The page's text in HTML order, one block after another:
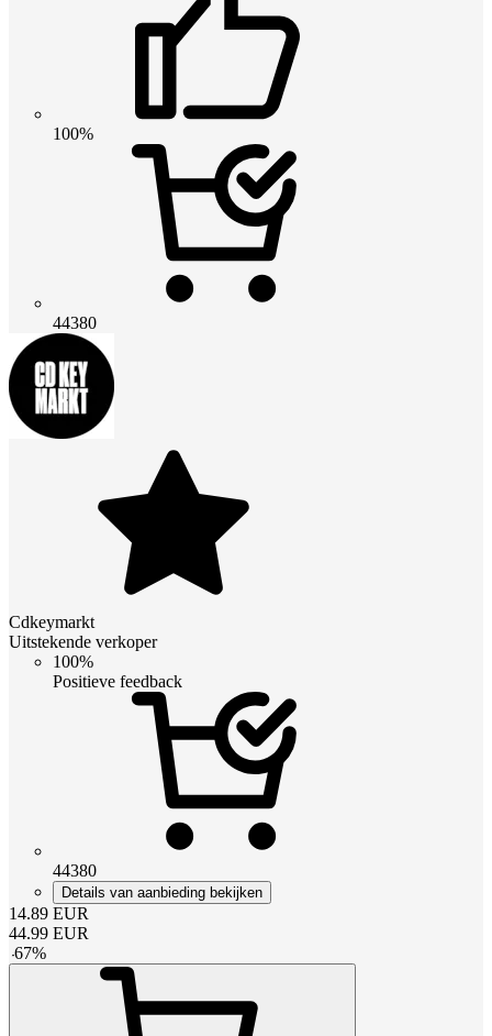
100%
44380
Cdkeymarkt
Uitstekende verkoper
100%
Positieve feedback
44380
Details van aanbieding bekijken
14.89 EUR
44.99 EUR
-67%